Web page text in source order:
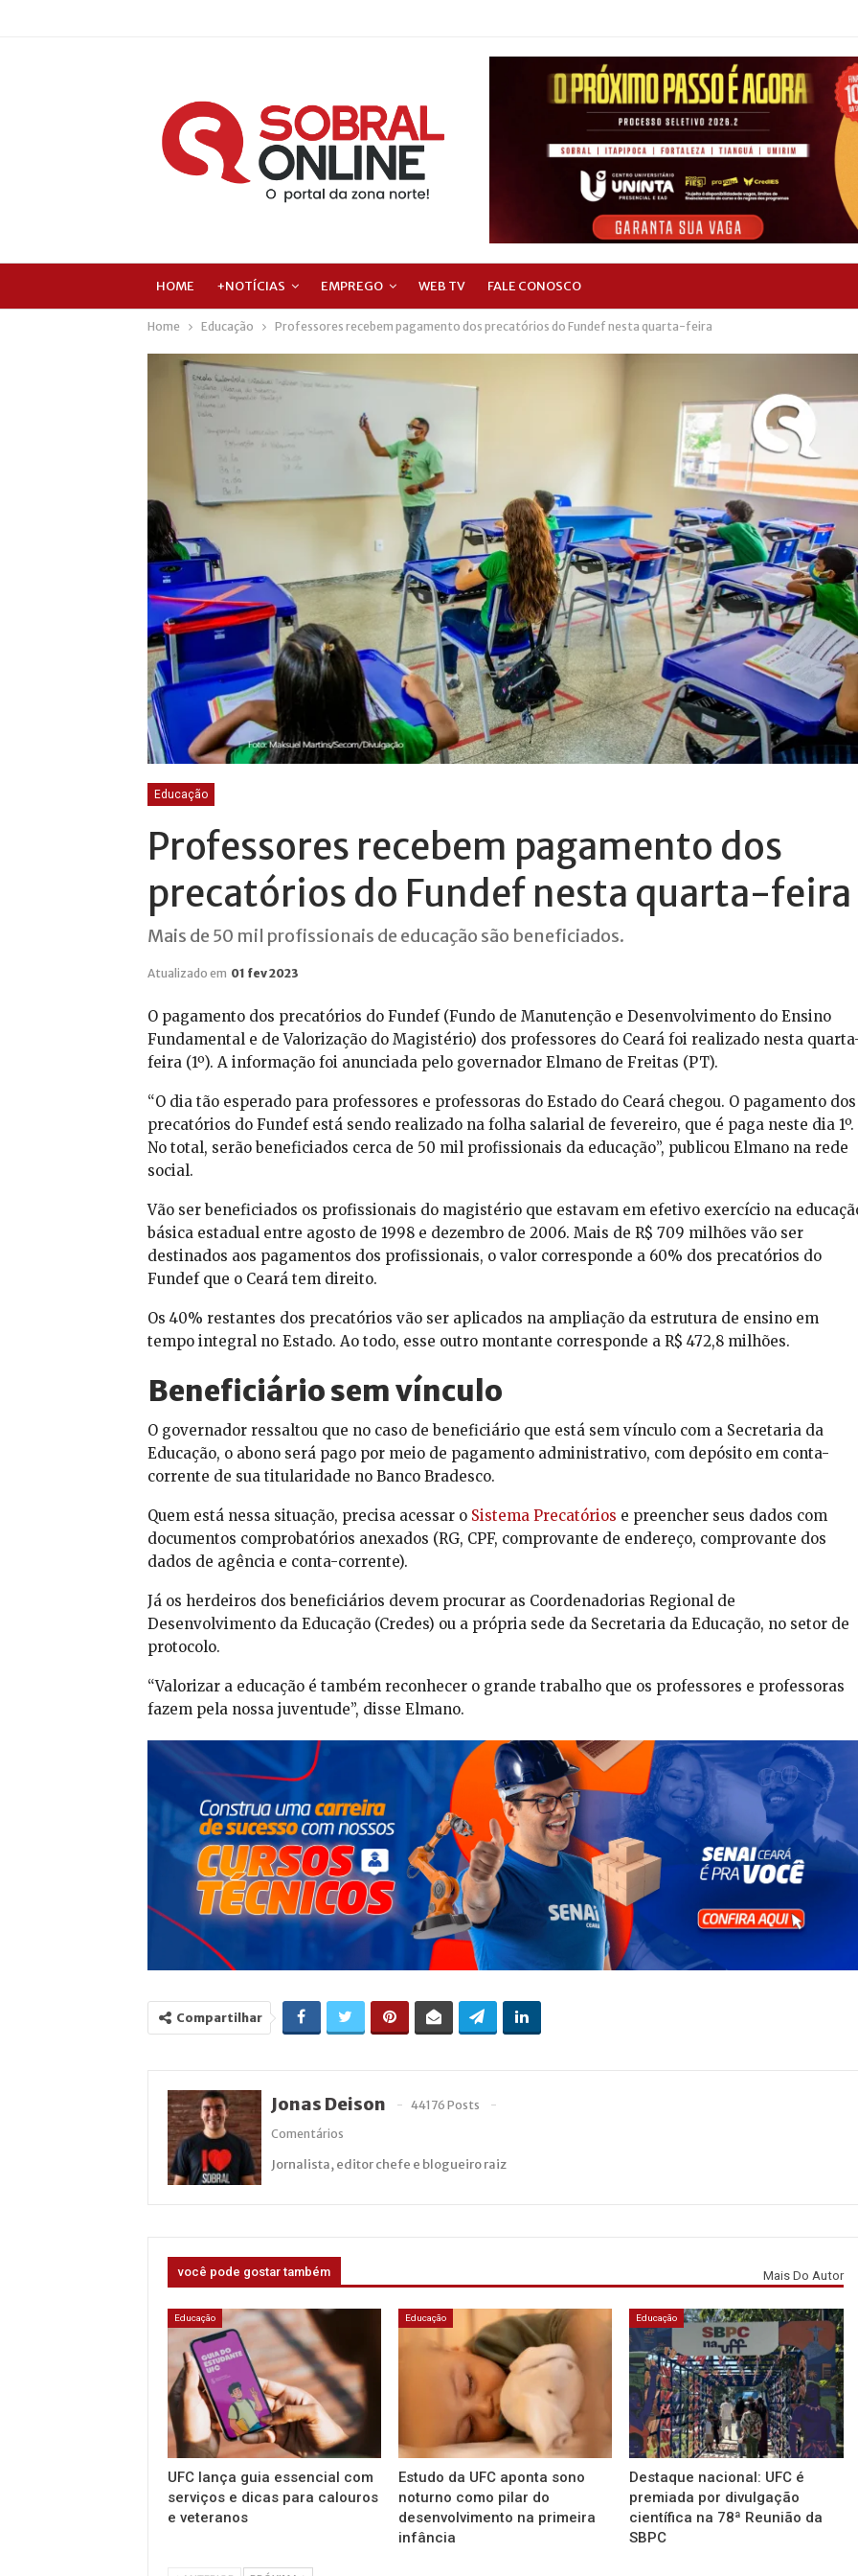
HOME +NOTÍCIAS EMPREGO WEB TV FALE CONOSCO
Home Educação Professores recebem pagamento dos precatórios do Fundef nesta quarta-feira
Educação
Professores recebem pagamento dos
precatórios do Fundef nesta quarta-feira
Mais de 50 mil profissionais de educação são beneficiados.
Atualizado em 01 fev 2023
O pagamento dos precatórios do Fundef (Fundo de Manutenção e Desenvolvimento do Ensino
Fundamental e de Valorização do Magistério) dos professores do Ceará foi realizado nesta
feira (1º). A informação foi anunciada pelo governador Elmano de Freitas (PT).
“O dia tão esperado para professores e professoras do Estado do Ceará chegou. O pagamento dos
precatórios do Fundef está sendo realizado na folha salarial de fevereiro, que é paga neste dia 1º.
No total, serão beneficiados cerca de 50 mil profissionais da educação”, publicou Elmano na rede
social.
Vão ser beneficiados os profissionais do magistério que estavam em efetivo exercício na
básica estadual entre agosto de 1998 e dezembro de 2006. Mais de R$ 709 milhões vão ser
destinados aos pagamentos dos profissionais, o valor corresponde a 60% dos precatórios do
Fundef que o Ceará tem direito.
Os 40% restantes dos precatórios vão ser aplicados na ampliação da estrutura de ensino em
tempo integral no Estado. Ao todo, esse outro montante corresponde a R$ 472,8 milhões.
Beneficiário sem vínculo
O governador ressaltou que no caso de beneficiário que está sem vínculo com a Secretaria da
Educação, o abono será pago por meio de pagamento administrativo, com depósito em conta-
corrente de sua titularidade no Banco Bradesco.
Quem está nessa situação, precisa acessar o Sistema Precatórios e preencher seus dados com
documentos comprobatórios anexados (RG, CPF, comprovante de endereço, comprovante dos
dados de agência e conta-corrente).
Já os herdeiros dos beneficiários devem procurar as Coordenadorias Regional de
Desenvolvimento da Educação (Credes) ou a própria sede da Secretaria da Educação, no setor de
protocolo.
“Valorizar a educação é também reconhecer o grande trabalho que os professores e professoras
fazem pela nossa juventude”, disse Elmano.
Compartilhar
Jonas Deison
44176 Posts
Comentários
Jornalista, editor chefe e blogueiro raiz
você pode gostar também Mais Do Autor
Educação
UFC lança guia essencial com
serviços e dicas para calouros
e veteranos
Educação
Estudo da UFC aponta sono
noturno como pilar do
desenvolvimento na primeira
infância
Educação
Destaque nacional: UFC é
premiada por divulgação
científica na 78ª Reunião da
SBPC